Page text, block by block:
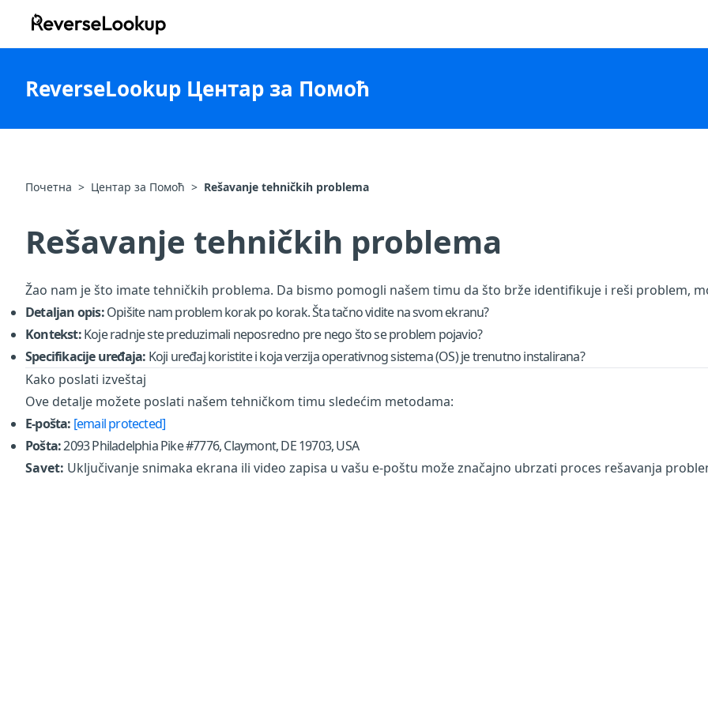
ReverseLookup
ReverseLookup Центар за Помоћ
Почетна > Центар за Помоћ > Rešavanje tehničkih problema
Rešavanje tehničkih problema
Žao nam je što imate tehničkih problema. Da bismo pomogli našem timu da što brže identifikuje i reši problem,
Detaljan opis:Opišite nam problem korak po korak. Šta tačno vidite na svom ekranu?
Kontekst:Koje radnje ste preduzimali neposredno pre nego što se problem pojavio?
Specifikacije uređaja: Koji uređaj koristite i koja verzija operativnog sistema (OS) je trenutno instalirana?
Kako poslati izveštaj
Ove detalje možete poslati našem tehničkom timu sledećim metodama:
E-pošta: [email protected]
Pošta:2093 Philadelphia Pike #7776, Claymont, DE 19703, USA
Savet: Uključivanje snimaka ekrana ili video zapisa u vašu e-poštu može značajno ubrzati proces rešavanja